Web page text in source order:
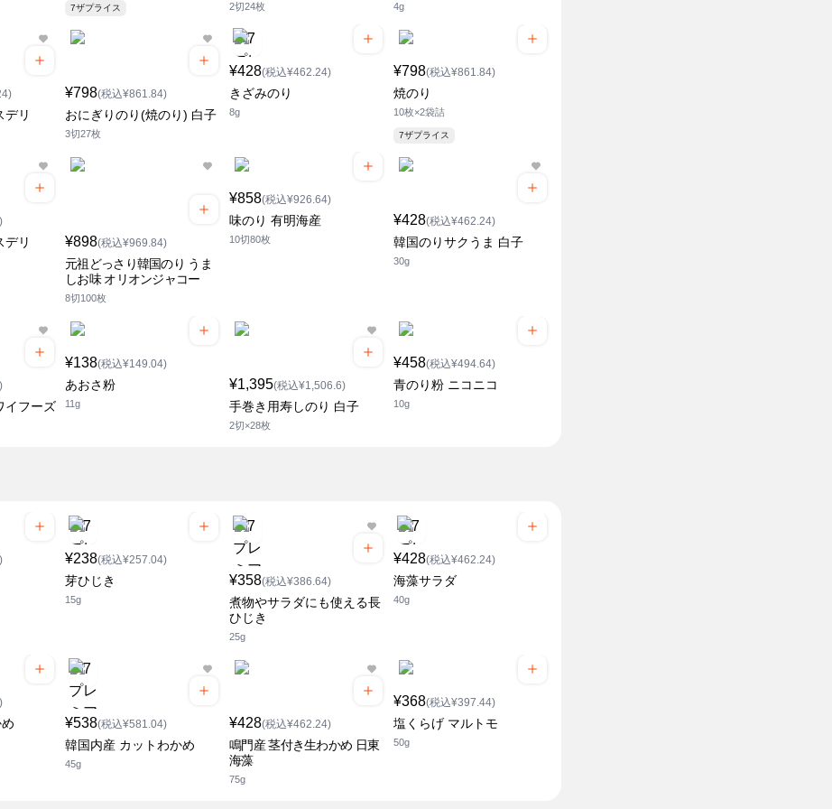
7ザプライス 2切24枚 4g
デリ
¥798(税込¥861.84)
おにぎりのり(焼のり) 白子
3切27枚
¥428(税込¥462.24)
きざみのり
8g
¥798(税込¥861.84)
焼のり
10枚×2袋詰
7ザプライス
デリ ¥898(税込¥969.84)
元祖どっさり韓国のり うま
しお味 オリオンジャコー
8切100枚
¥858(税込¥926.64)
味のり 有明海産
10切80枚
¥428(税込¥462.24)
韓国のりサクうま 白子
30g
イフーズ
¥138(税込¥149.04)
あおさ粉
11g
¥1,395(税込¥1,506.6)
手巻き用寿しのり 白子
2切×28枚
¥458(税込¥494.64)
青のり粉 ニコニコ
10g
¥238(税込¥257.04)
芽ひじき
15g
¥358(税込¥386.64)
煮物やサラダにも使える長
ひじき
25g
¥428(税込¥462.24)
海藻サラダ
40g
¥538(税込¥581.04)
韓国内産 カットわかめ
45g
¥428(税込¥462.24)
鳴門産 茎付き生わかめ 日東
海藻
75g
¥368(税込¥397.44)
塩くらげ マルトモ
50g